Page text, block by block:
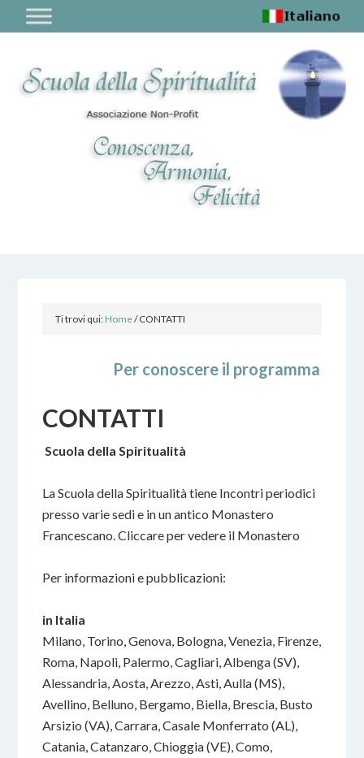
Ti trovi qui: Home/CONTATTI
Per conoscere il programma
CONTATTI
Scuola della Spiritualità
La Scuola della Spiritualità tiene Incontri periodici
presso varie sedi e in un antico Monastero
Francescano. Cliccare per vedere il Monastero
Per informazioni e pubblicazioni:
in Italia
Milano, Torino, Genova, Bologna, Venezia, Firenze,
Roma, Napoli, Palermo, Cagliari, Albenga (SV),
Alessandria, Aosta, Arezzo, Asti, Aulla (MS),
Avellino, Belluno, Bergamo, Biella, Brescia, Busto
Arsizio (VA), Carrara, Casale Monferrato (AL),
Catania, Catanzaro, Chioggia (VE), Como,